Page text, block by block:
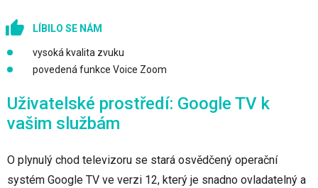
LÍBILO SE NÁM
vysoká kvalita zvuku
povedená funkce Voice Zoom
Uživatelské prostředí: Google TV k
vašim službám
O plynulý chod televizoru se stará osvědčený operační
systém Google TV ve verzi 12, který je snadno ovladatelný a